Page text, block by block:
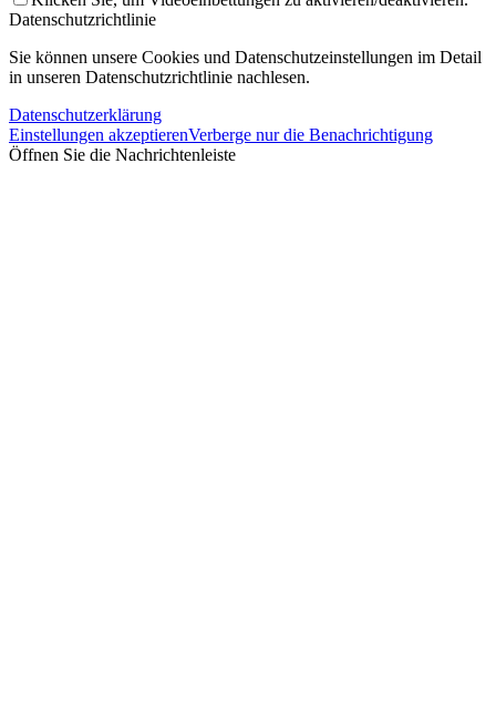
Datenschutzrichtlinie
Sie können unsere Cookies und Datenschutzeinstellungen im Detail
in unseren Datenschutzrichtlinie nachlesen.
Datenschutzerklärung
Einstellungen akzeptierenVerberge nur die Benachrichtigung
Öffnen Sie die Nachrichtenleiste